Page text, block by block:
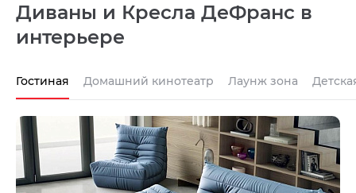
Диваны и Кресла ДеФранс в
интерьере
Гостиная Домашний кинотеатр Лаунж зона